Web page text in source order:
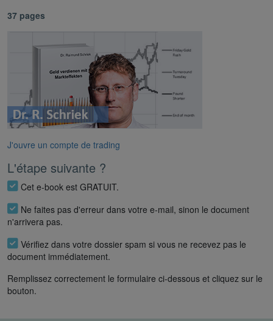
37 pages
J'ouvre un compte de trading
L'étape suivante ?
Cet e-book est GRATUIT.
Ne faites pas d'erreur dans votre e-mail, sinon le document
n'arrivera pas.
Vérifiez dans votre dossier spam si vous ne recevez pas le
document immédiatement.
Remplissez correctement le formulaire ci-dessous et cliquez sur le
bouton.